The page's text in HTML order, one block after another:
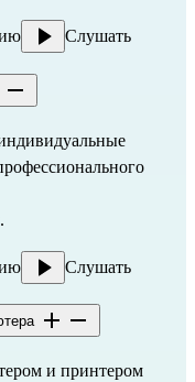
Слушать
Слушать
и принтером